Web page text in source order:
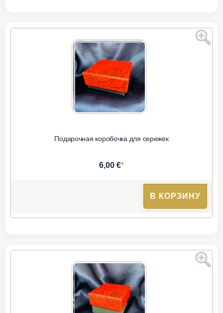
Подарочная коробочка для сережек
6,00 €*
В КОРЗИНУ